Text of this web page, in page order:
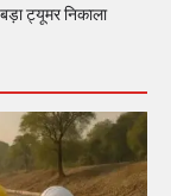
ट्यूमर निकाला